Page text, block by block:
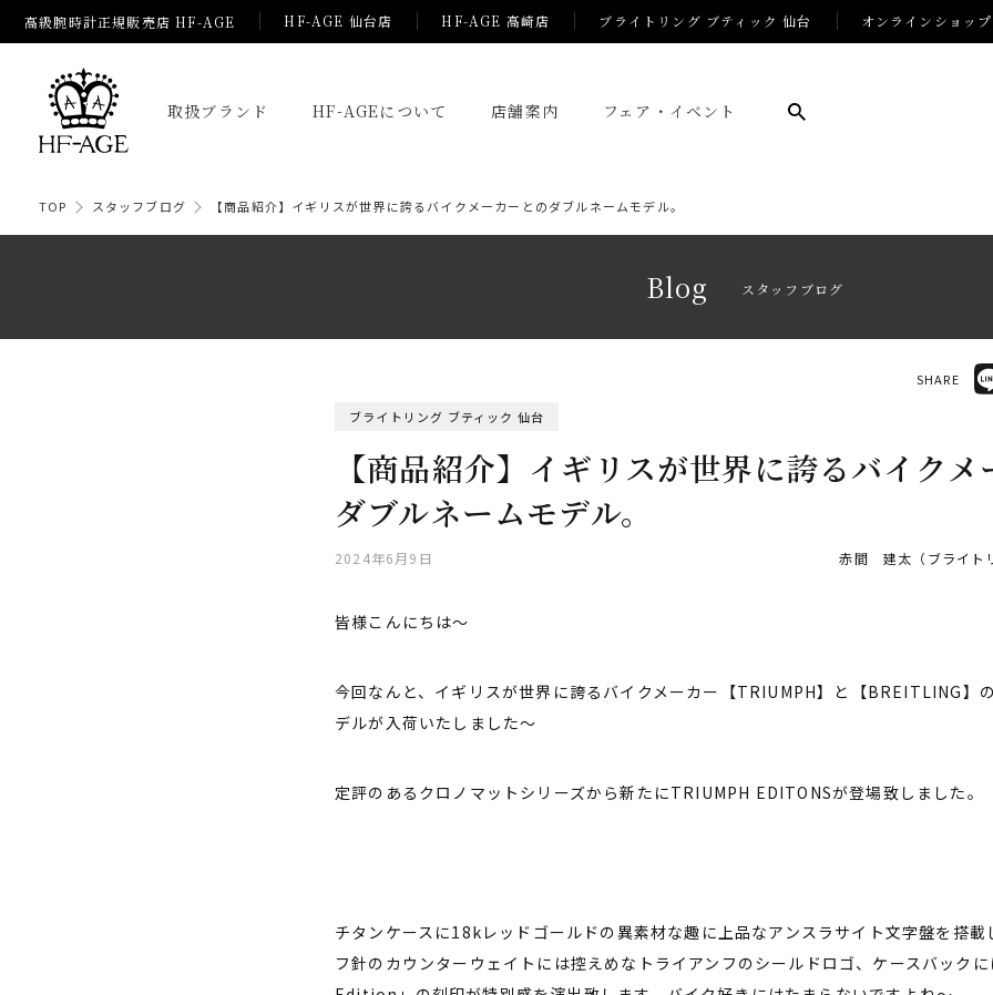
高級腕時計正規販売店 HF-AGE HF-AGE 仙台店 HF-AGE 高崎店 ブライトリング ブティック 仙台 オンラインショップ
取扱ブランド HF-AGEについて 店舗案内 フェア・イベント
TOP スタッフブログ 【商品紹介】イギリスが世界に誇るバイクメーカーとのダブルネームモデル。
Blog スタッフブログ
ブライトリング ブティック 仙台
【商品紹介】イギリスが世界に誇るバイクメ
ダブルネームモデル。
2024年6月9日 赤間 建太（ブライト
SHARE
皆様こんにちは〜
今回なんと、イギリスが世界に誇るバイクメーカー【TRIUMPH】と【BREITLING】
デルが入荷いたしました〜
定評のあるクロノマットシリーズから新たにTRIUMPH EDITONSが登場致しました。
チタンケースに18kレッドゴールドの異素材な趣に上品なアンスラサイト文字盤を搭載
フ針のカウンターウェイトには控えめなトライアンフのシールドロゴ、ケースバックに